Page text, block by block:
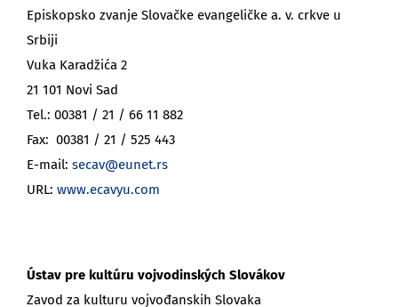
Episkopsko zvanje Slovačke evangeličke a. v. crkve u
Srbiji
Vuka Karadžića 2
21 101 Novi Sad
Tel.: 00381 / 21 / 66 11 882
Fax: 00381 / 21 / 525 443
E-mail: secav@eunet.rs
URL: www.ecavyu.com
Ústav pre kultúru vojvodinských Slovákov
Zavod za kulturu vojvođanskih Slovaka